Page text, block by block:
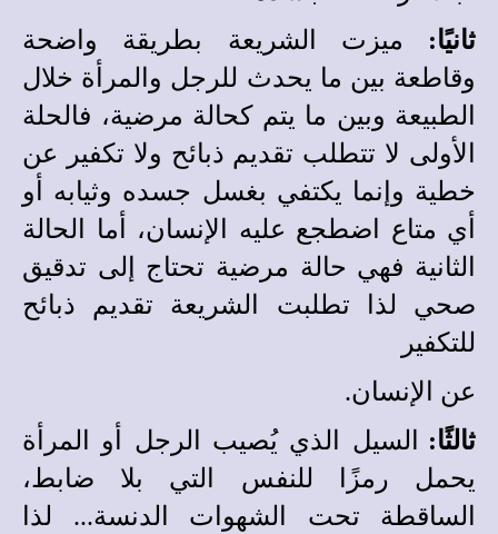
ثانيًا: ميزت الشريعة بطريقة واضحة
وقاطعة بين ما يحدث للرجل والمرأة خلال
الطبيعة وبين ما يتم كحالة مرضية، فالحلة
الأولى لا تتطلب تقديم ذبائح ولا تكفير عن
خطية وإنما يكتفي بغسل جسده وثيابه أو
أي متاع اضطجع عليه الإنسان، أما الحالة
الثانية فهي حالة مرضية تحتاج إلى تدقيق
صحي لذا تطلبت الشريعة تقديم ذبائح
للتكفير
عن الإنسان.
ثالثًا:
السيل الذي يُصيب الرجل أو المرأة
يحمل رمزًا للنفس التي بلا ضابط،
الساقطة تحت الشهوات الدنسة... لذا